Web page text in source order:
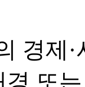
경제
경 또